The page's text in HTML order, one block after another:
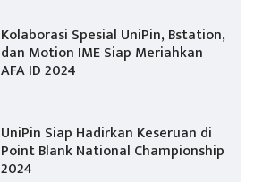
Kolaborasi Spesial UniPin, Bstation,
dan Motion IME Siap Meriahkan
AFA ID 2024
UniPin Siap Hadirkan Keseruan di
Point Blank National Championship
2024